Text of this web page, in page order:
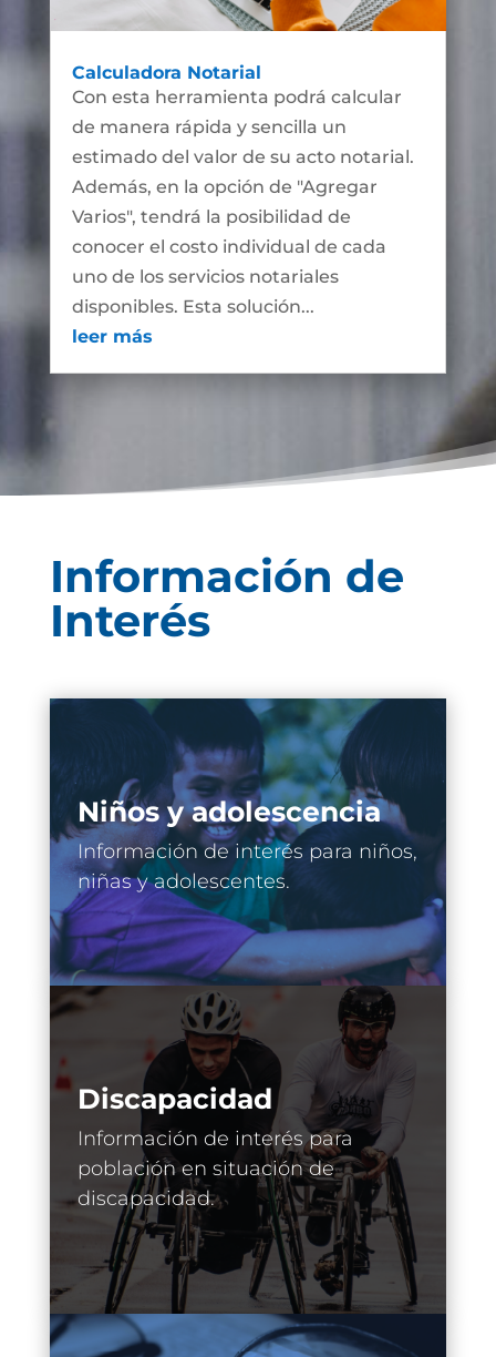
Calculadora Notarial
Con esta herramienta podrá calcular
de manera rápida y sencilla un
estimado del valor de su acto notarial.
Además, en la opción de "Agregar
Varios", tendrá la posibilidad de
conocer el costo individual de cada
uno de los servicios notariales
disponibles. Esta solución...
leer más
Información de
Interés
Niños y adolescencia
Información de interés para niños,
niñas y adolescentes.
Discapacidad
Información de interés para
población en situación de
discapacidad.